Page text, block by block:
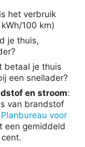
het verbruik
100 km)
je thuis,
betaal je thuis
een snellader?
en stroom:
van brandstof
Planbureau voor
een gemiddeld